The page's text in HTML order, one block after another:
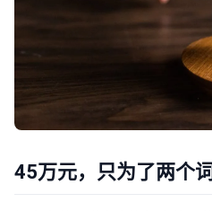
45万元，只为了两个词